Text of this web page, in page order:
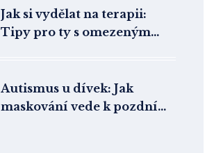
Jak si vydělat na terapii:
Tipy pro ty s omezeným
Autismus u dívek: Jak
maskování vede k pozdní